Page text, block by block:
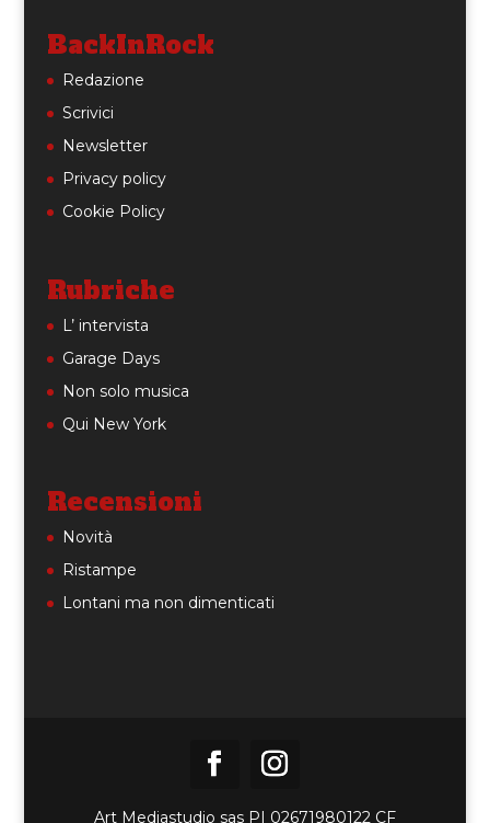
BackInRock
Redazione
Scrivici
Newsletter
Privacy policy
Cookie Policy
Rubriche
L’ intervista
Garage Days
Non solo musica
Qui New York
Recensioni
Novità
Ristampe
Lontani ma non dimenticati
Art Mediastudio sas PI 02671980122 CF